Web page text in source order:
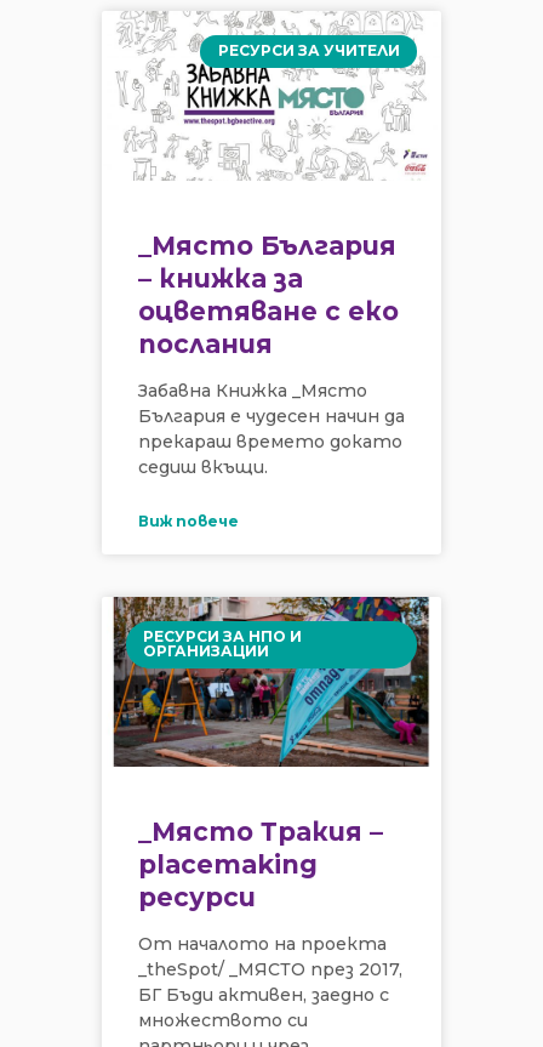
РЕСУРСИ ЗА УЧИТЕЛИ
_Място България
– книжка за
оцветяване с еко
послания
Забавна Книжка _Място
България е чудесен начин да
прекараш времето докато
седиш вкъщи.
Виж повече
РЕСУРСИ ЗА НПО И
ОРГАНИЗАЦИИ
_Място Тракия –
placemaking
ресурси
От началото на проекта
_theSpot/ _МЯСТО през 2017,
БГ Бъди активен, заедно с
множеството си